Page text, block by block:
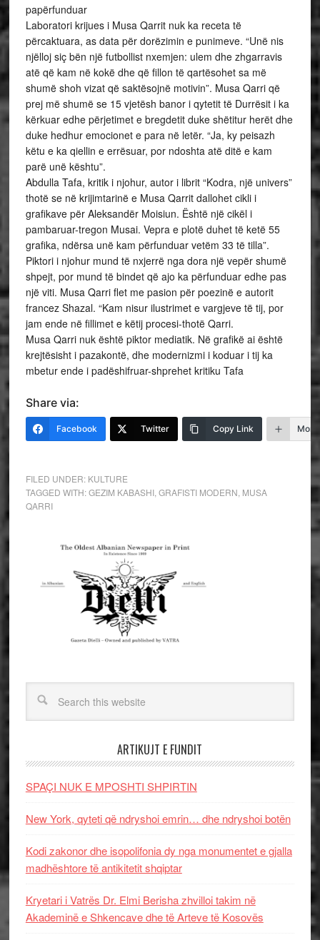
papërfunduar
Laboratori krijues i Musa Qarrit nuk ka receta të
përcaktuara, as data për dorëzimin e punimeve. “Unë nis
njëlloj siç bën një futbollist nxemjen: ulem dhe zhgarravis
atë që kam në kokë dhe që fillon të qartësohet sa më
shumë shoh vizat që saktësojnë motivin”. Musa Qarri që
prej më shumë se 15 vjetësh banor i qytetit të Durrësit i ka
kërkuar edhe përjetimet e bregdetit duke shëtitur herët dhe
duke hedhur emocionet e para në letër. “Ja, ky peisazh
këtu e ka qiellin e errësuar, por ndoshta atë ditë e kam
parë unë kështu”.
Abdulla Tafa, kritik i njohur, autor i librit “Kodra, një univers”
thotë se në krijimtarinë e Musa Qarrit dallohet cikli i
grafikave për Aleksandër Moisiun. Është një cikël i
pambaruar-tregon Musai. Vepra e plotë duhet të ketë 55
grafika, ndërsa unë kam përfunduar vetëm 33 të tilla”.
Piktori i njohur mund të nxjerrë nga dora një vepër shumë
shpejt, por mund të bindet që ajo ka përfunduar edhe pas
një viti. Musa Qarri flet me pasion për poezinë e autorit
francez Shazal. “Kam nisur ilustrimet e vargjeve të tij, por
jam ende në fillimet e këtij procesi-thotë Qarri.
Musa Qarri nuk është piktor mediatik. Në grafikë ai është
krejtësisht i pazakontë, dhe modernizmi i koduar i tij ka
mbetur ende i padëshifruar-shprehet kritiku Tafa
Share via:
Facebook Twitter Copy Link More
FILED UNDER: KULTURE
TAGGED WITH:GEZIM KABASHI, GRAFISTI MODERN MUSA
QARRI
ARTIKUJT E FUNDIT
SPAÇI NUK E MPOSHTI SHPIRTIN
New York, qyteti që ndryshoi emrin… dhe ndryshoi botën
Kodi zakonor dhe isopolifonia dy nga monumentet e gjalla
madhështore të antikitetit shqiptar
Kryetari i Vatrës Dr. Elmi Berisha zhvilloi takim në
Akademinë e Shkencave dhe të Arteve të Kosovës